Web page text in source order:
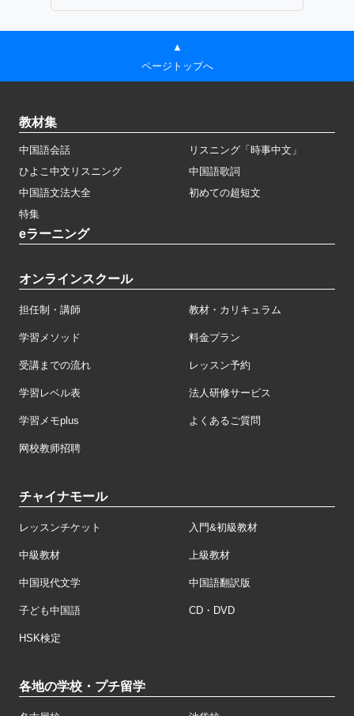
▲
ページトップへ
教材集
中国語会話
リスニング「時事中文」
ひよこ中文リスニング
中国語歌詞
中国語文法大全
初めての超短文
特集
eラーニング
オンラインスクール
担任制・講師 教材・カリキュラム
学習メソッド 料金プラン
受講までの流れ レッスン予約
学習レベル表 法人研修サービス
学習メモplus よくあるご質問
网校教师招聘
チャイナモール
レッスンチケット 入門&初級教材
中級教材 上級教材
中国現代文学 中国語翻訳版
子ども中国語 CD・DVD
HSK検定
各地の学校・プチ留学